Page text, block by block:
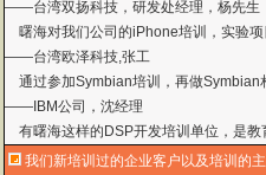
——台湾欧泽科技,张工
通过参加Symbian培训，再做Symbian
——IBM公司，沈经理
有曙海这样的DSP开发培训单位，是
——上海医疗器械高等学校，罗老师
曙海的andriod 系统与应用培训完全符
——上海贝尔，李工
我们新培训过的企业客户以及培训的主